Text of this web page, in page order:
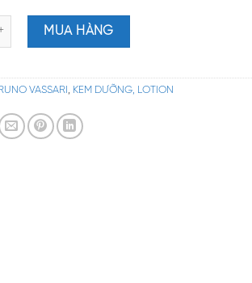
Cream Pollution Neutralizer Bruno
MUA HÀNG
VASSARI , KEM DƯỠNG, LOTION